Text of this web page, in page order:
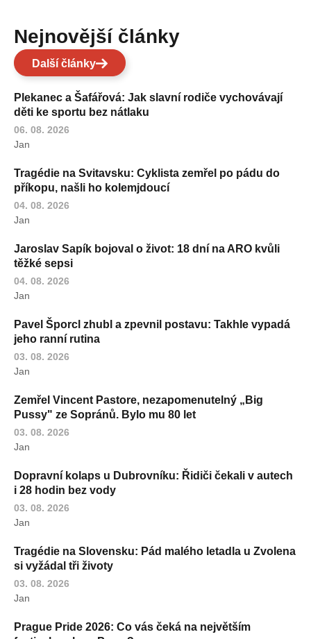
Nejnovější články
Další články
Plekanec a Šafářová: Jak slavní rodiče vychovávají
děti ke sportu bez nátlaku
06. 08. 2026
Jan
Tragédie na Svitavsku: Cyklista zemřel po pádu do
příkopu, našli ho kolemjdoucí
04. 08. 2026
Jan
Jaroslav Sapík bojoval o život: 18 dní na ARO kvůli
těžké sepsi
04. 08. 2026
Jan
Pavel Šporcl zhubl a zpevnil postavu: Takhle vypadá
jeho ranní rutina
03. 08. 2026
Jan
Zemřel Vincent Pastore, nezapomenutelný „Big
Pussy" ze Sopránů. Bylo mu 80 let
03. 08. 2026
Jan
Dopravní kolaps u Dubrovníku: Řidiči čekali v autech
i 28 hodin bez vody
03. 08. 2026
Jan
Tragédie na Slovensku: Pád malého letadla u Zvolena
si vyžádal tři životy
03. 08. 2026
Jan
Prague Pride 2026: Co vás čeká na největším